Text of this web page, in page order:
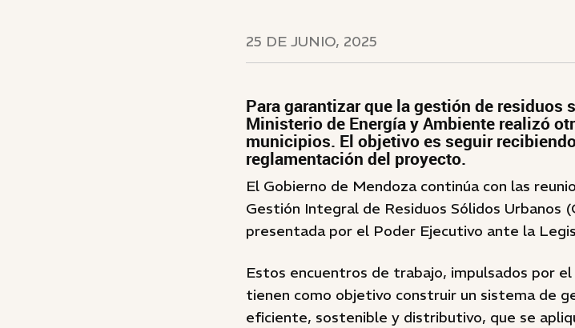
25 DE JUNIO, 2025
Para garantizar que la gestión de residuos
Ministerio de Energía y Ambiente realizó
municipios. El objetivo es seguir
reglamentación del proyecto.
El Gobierno de Mendoza continúa con las
Gestión Integral de Residuos Sólidos Urbanos
presentada por el Poder Ejecutivo ante la
Estos encuentros de trabajo, impulsados por
tienen como objetivo construir un sistema de
eficiente, sostenible y distributivo, que se